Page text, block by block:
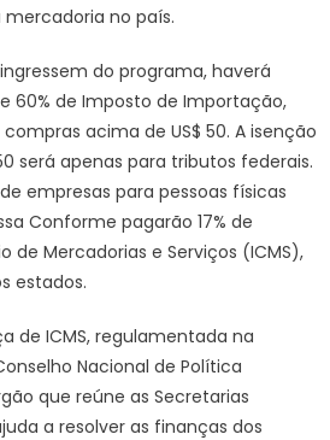
no país.
do programa, haverá
60% de Imposto de Importação,
acima de US$ 50. A isenção
será apenas para tributos federais.
empresas para pessoas físicas
Conforme pagarão 17% de
de Mercadorias e Serviços (ICMS),
estados.
de ICMS, regulamentada na
Nacional de Política
que reúne as Secretarias
a resolver as finanças dos